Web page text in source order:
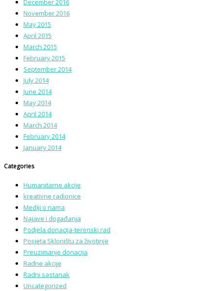
November 2016
May 2015
April 2015
March 2015
February 2015
September 2014
July 2014
June 2014
May 2014
April 2014
March 2014
February 2014
January 2014
Categories
Humanitarne akcije
kreativne radionice
Mediji o nama
Najave i događanja
Podjela donacija-terenski rad
Posjeta Skloništu za životinje
Preuzimanje donacija
Radne akcije
Radni sastanak
Uncategorized